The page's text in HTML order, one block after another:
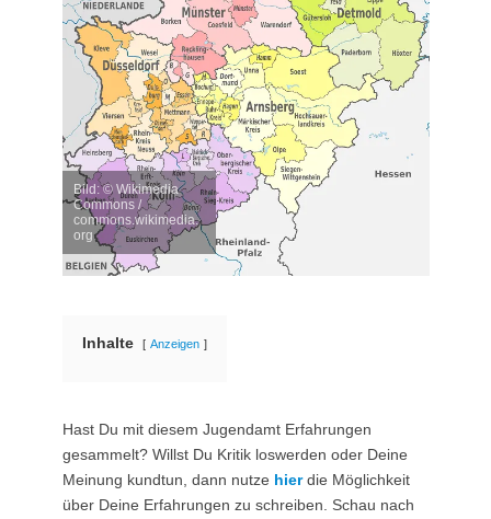
Bild: © Wikimedia
Commons /
commons.wikimedia.
org
Inhalte Anzeigen
Hast Du mit diesem Jugendamt Erfahrungen
gesammelt? Willst Du Kritik loswerden oder Deine
Meinung kundtun, dann nutze hierdie Möglichkeit
über Deine Erfahrungen zu schreiben. Schau nach